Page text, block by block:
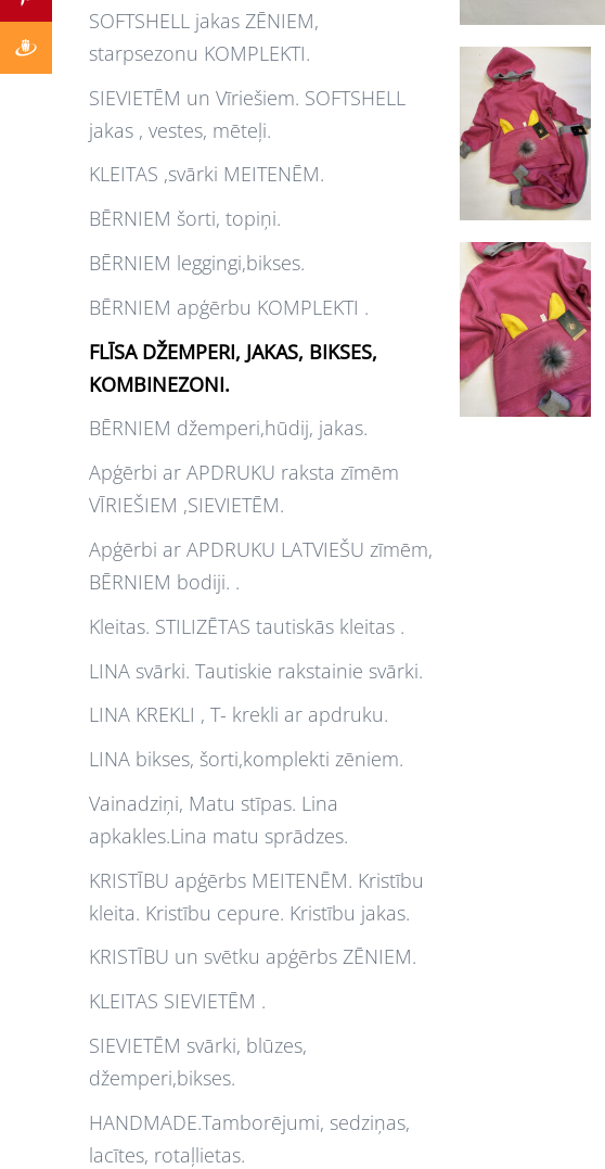
SOFTSHELL jakas ZĒNIEM,
starpsezonu KOMPLEKTI.
SIEVIETĒM un Vīriešiem. SOFTSHELL
jakas , vestes, mēteļi.
KLEITAS ,svārki MEITENĒM.
BĒRNIEM šorti, topiņi.
BĒRNIEM leggingi,bikses.
BĒRNIEM apģērbu KOMPLEKTI .
FLĪSA DŽEMPERI, JAKAS, BIKSES,
KOMBINEZONI.
BĒRNIEM džemperi,hūdij, jakas.
Apģērbi ar APDRUKU raksta zīmēm
VĪRIEŠIEM ,SIEVIETĒM.
Apģērbi ar APDRUKU LATVIEŠU zīmēm,
BĒRNIEM bodiji. .
Kleitas. STILIZĒTAS tautiskās kleitas .
LINA svārki. Tautiskie rakstainie svārki.
LINA KREKLI , T- krekli ar apdruku.
LINA bikses, šorti,komplekti zēniem.
Vainadziņi, Matu stīpas. Lina
apkakles.Lina matu sprādzes.
KRISTĪBU apģērbs MEITENĒM. Kristību
kleita. Kristību cepure. Kristību jakas.
KRISTĪBU un svētku apģērbs ZĒNIEM.
KLEITAS SIEVIETĒM .
SIEVIETĒM svārki, blūzes,
džemperi,bikses.
HANDMADE.Tamborējumi, sedziņas,
lacītes, rotaļlietas.